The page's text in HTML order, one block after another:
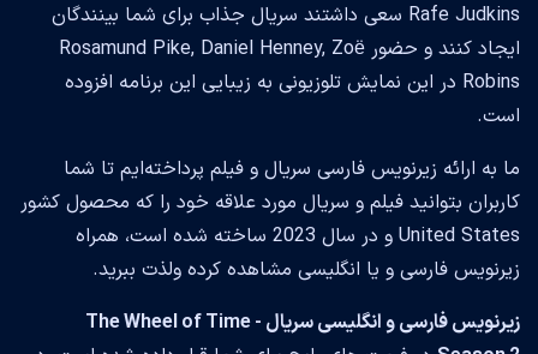
Rafe Judkins سعی داشتند سریال جذاب برای شما بینندگان
ایجاد کنند و حضور Rosamund Pike, Daniel Henney, Zoë
Robins در این نمایش تلوزیونی به زیبایی این برنامه افزوده
است.
ما به ارائه زیرنویس فارسی سریال و فیلم پرداخته‌ایم تا شما
کاربران بتوانید فیلم و سریال مورد علاقه خود را که محصول کشور
United States و در سال 2023 ساخته شده است، همراه
زیرنویس فارسی و یا انگلیسی مشاهده کرده ولذت ببرید.
زیرنویس فارسی و انگلیسی سریال The Wheel of Time -